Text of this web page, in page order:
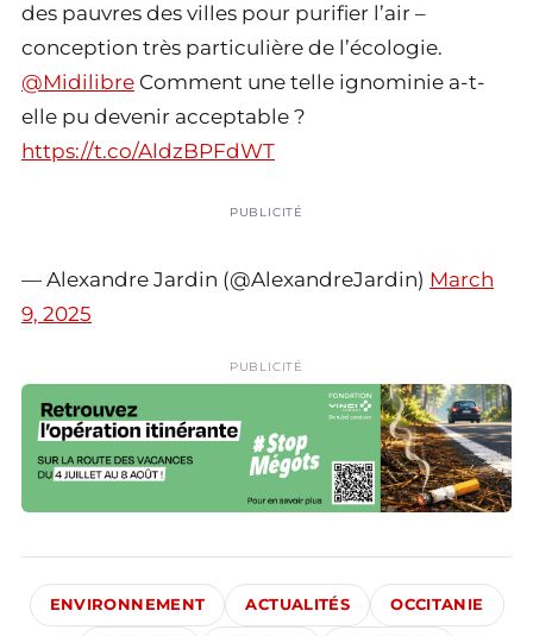
des pauvres des villes pour purifier l’air –
conception très particulière de l’écologie.
@Midilibre Comment une telle ignominie a-t-
elle pu devenir acceptable ?
https://t.co/AldzBPFdWT
PUBLICITÉ
— Alexandre Jardin (@AlexandreJardin) March
9, 2025
PUBLICITÉ
ENVIRONNEMENT ACTUALITÉS OCCITANIE